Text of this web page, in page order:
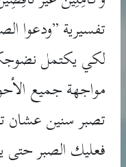
تفسيرية ”ودعوا
لكي يكتمل
مواجهة جميع
تصبر سنين عشان
فعليك الصبر حتى